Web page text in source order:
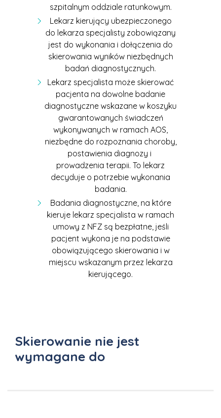
szpitalnym oddziale ratunkowym.
Lekarz kierujący ubezpieczonego
do lekarza specjalisty zobowiązany
jest do wykonania i dołączenia do
skierowania wyników niezbędnych
badań diagnostycznych.
Lekarz specjalista może skierować
pacjenta na dowolne badanie
diagnostyczne wskazane w koszyku
gwarantowanych świadczeń
wykonywanych w ramach AOS,
niezbędne do rozpoznania choroby,
postawienia diagnozy i
prowadzenia terapii. To lekarz
decyduje o potrzebie wykonania
badania.
Badania diagnostyczne, na które
kieruje lekarz specjalista w ramach
umowy z NFZ są bezpłatne, jeśli
pacjent wykona je na podstawie
obowiązującego skierowania i w
miejscu wskazanym przez lekarza
kierującego.
Skierowanie nie jest
wymagane do